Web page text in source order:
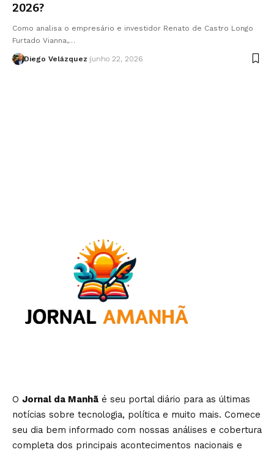
2026?
Como analisa o empresário e investidor Renato de Castro Longo
Furtado Vianna,…
Diego Velázquez junho 22, 2026
O Jornal da Manhã é seu portal diário para as últimas
notícias sobre tecnologia, política e muito mais. Comece
seu dia bem informado com nossas análises e cobertura
completa dos principais acontecimentos nacionais e